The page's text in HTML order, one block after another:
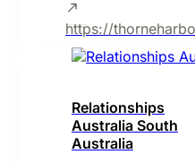
https://
Relationships
Australia South
Australia